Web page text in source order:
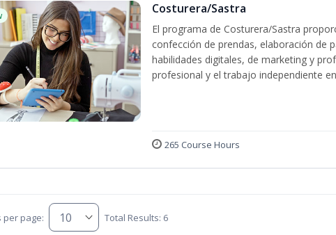
Costurera/Sastra
El programa de Costurera/Sastra
confección de prendas, elaboración de
habilidades digitales, de marketing y
profesional y el trabajo independiente
265 Course Hours
per page: Total Results: 6